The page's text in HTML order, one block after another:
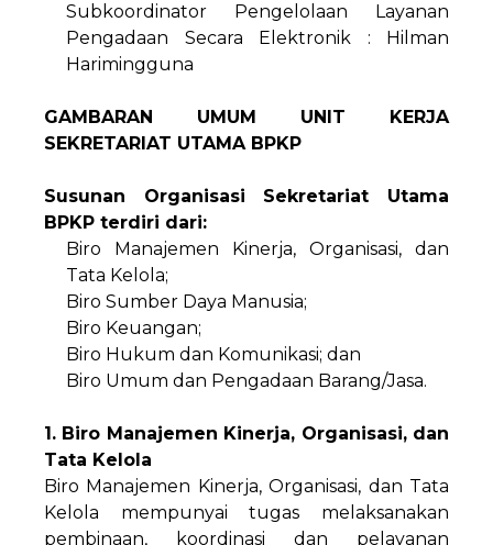
Subkoordinator Pengelolaan Layanan
Pengadaan Secara Elektronik : Hilman
Harimingguna
GAMBARAN UMUM UNIT KERJA
SEKRETARIAT UTAMA BPKP
Susunan Organisasi Sekretariat Utama
BPKP terdiri dari:
Biro Manajemen Kinerja, Organisasi, dan
Tata Kelola;
Biro Sumber Daya Manusia;
Biro Keuangan;
Biro Hukum dan Komunikasi; dan
Biro Umum dan Pengadaan Barang/Jasa.
1. Biro Manajemen Kinerja, Organisasi, dan
Tata Kelola
Biro Manajemen Kinerja, Organisasi, dan Tata
Kelola mempunyai tugas melaksanakan
pembinaan, koordinasi dan pelayanan